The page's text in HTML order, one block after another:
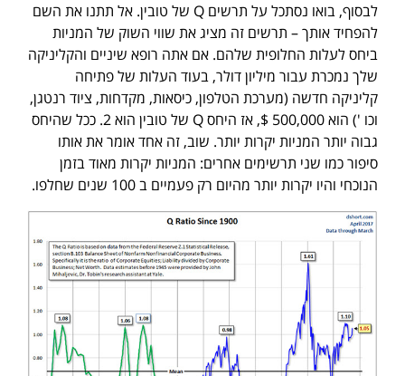
לבסוף, בואו נסתכל על תרשים Q של טובין. אל תתנו את השם
להפחיד אותך – תרשים זה מציג את שווי השוק של המניות
ביחס לעלות החלופית שלהם. אם אתה רופא שיניים והקליניקה
שלך נמכרת עבור מיליון דולר, בעוד העלות של פתיחה
קליניקה חדשה (מערכת הטלפון, כיסאות, מקדחות, ציוד רנטגן,
וכו ') הוא 500,000 $, אז היחס Q של טובין הוא 2. ככל שהיחס
גבוה יותר המניות יקרות יותר. שוב, זה אחד אומר את אותו
סיפור כמו שני תרשימים אחרים: המניות יקרות מאוד בזמן
הנוכחי והיו יקרות יותר מהיום רק פעמיים ב 100 שנים שחלפו.